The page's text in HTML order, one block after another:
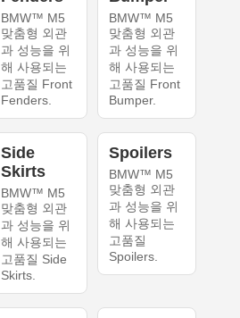
BMW™ M5
맞춤형 외관
과 성능을 위
해 사용되는
고품질 Front
Fenders.
BMW™ M5
맞춤형 외관
과 성능을 위
해 사용되는
고품질 Front
Bumper.
Side
Skirts
BMW™ M5
맞춤형 외관
과 성능을 위
해 사용되는
고품질 Side
Skirts.
Spoilers
BMW™ M5
맞춤형 외관
과 성능을 위
해 사용되는
고품질
Spoilers.